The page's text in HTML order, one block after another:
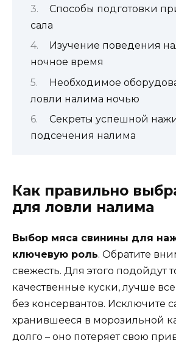
Способы подготовки
сала
Изучение поведения
ночное время
Необходимое
ловли налима ночью
Секреты успешной
подсечения налима
Как правильно
для ловли налима
Выбор мяса свинины для
ключевую роль. Обратите
свежесть. Для этого подойдут
качественные куски, лучше
без консервантов. Исключите
хранившееся в морозильной
долго – оно потеряет свою